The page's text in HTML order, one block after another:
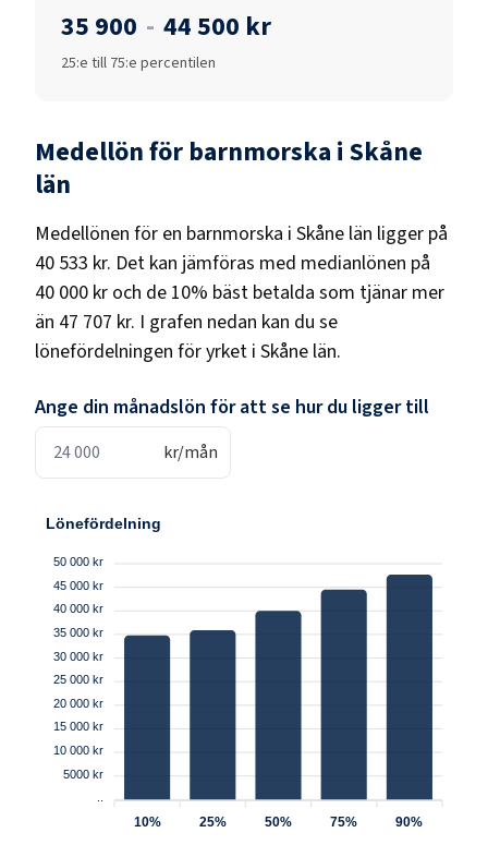
35 900 - 44 500 kr
25:e till 75:e percentilen
Medellön för barnmorska i Skåne
län
Medellönen för en barnmorska i Skåne län ligger på
40 533 kr. Det kan jämföras med medianlönen på
40 000 kr och de 10% bäst betalda som tjänar mer
än 47 707 kr. I grafen nedan kan du se
lönefördelningen för yrket i Skåne län.
Ange din månadslön för att se hur du ligger till
kr/mån
Lönefördelning
50 000 kr
45 000 kr
40 000 kr
35 000 kr
30 000 kr
25 000 kr
20 000 kr
15 000 kr
10 000 kr
5000 kr
10% 25% 50% 75% 90%